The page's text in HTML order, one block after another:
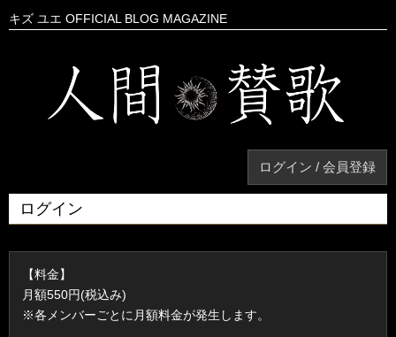
キズ ユエ OFFICIAL BLOG MAGAZINE
ログイン / 会員登録
ログイン
【料金】
月額550円(税込み)
※各メンバーごとに月額料金が発生します。